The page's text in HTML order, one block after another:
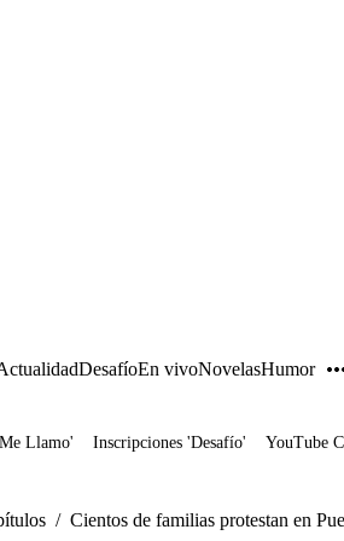
DesafíoEn vivoNovelasHumor
Llamo' Inscripciones 'Desafío' YouTube
/ Cientos de familias protestan en